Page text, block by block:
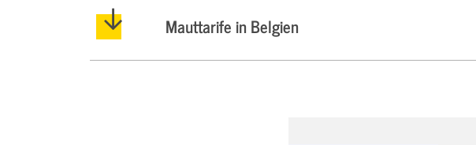
Mauttarife in Belgien